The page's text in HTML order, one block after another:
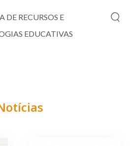
DE RECURSOS E
EDUCATIVAS